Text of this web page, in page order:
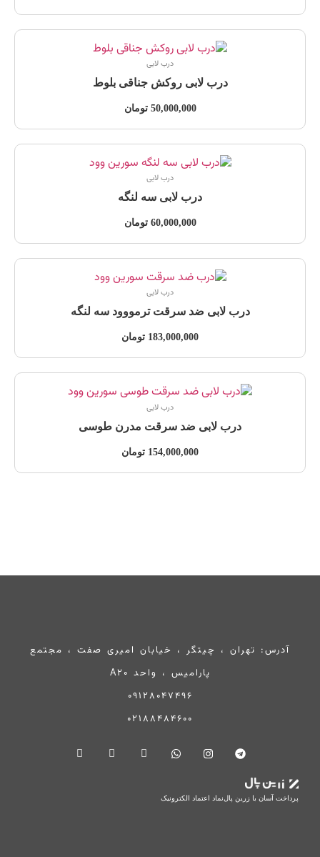
درب لابی
درب لابی روکش جناقی بلوط
50,000,000 تومان
درب لابی
درب لابی سه لنگه
60,000,000 تومان
درب لابی
درب لابی ضد سرقت ترمووود سه لنگه
183,000,000 تومان
درب لابی
درب لابی ضد سرقت مدرن طوسی
154,000,000 تومان
آدرس: تهران ، چیتگر ، خیابان امیری صفت ، مجتمع
پارامیس ، واحد A20
09128047496
02188484600
پرداخت آسان با زرین پالنماد اعتماد الکترونیک